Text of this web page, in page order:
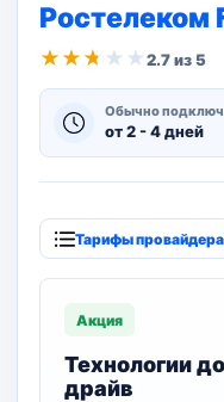
Ростелеком
★ ★ ★ ★ ★2.7 из 5
Обычно
от 2 - 4 дней
Тарифы провайдера
Акция
Технологии
драйв